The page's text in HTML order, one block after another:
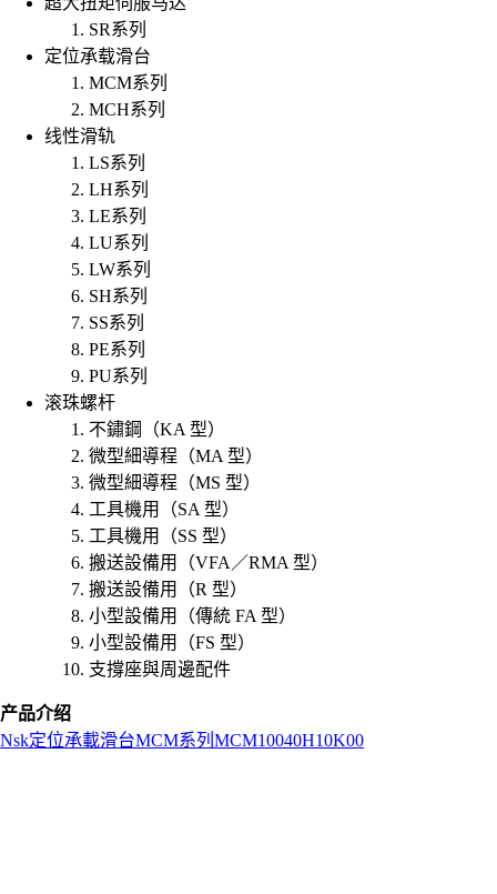
SR系列
定位承载滑台
MCM系列
MCH系列
线性滑轨
LS系列
LH系列
LE系列
LU系列
LW系列
SH系列
SS系列
PE系列
PU系列
滚珠螺杆
不鏽鋼（KA 型）
微型細導程（MA 型）
微型細導程（MS 型）
工具機用（SA 型）
工具機用（SS 型）
搬送設備用（VFA／RMA 型）
搬送設備用（R 型）
小型設備用（傳統 FA 型）
小型設備用（FS 型）
支撐座與周邊配件
产品介绍
Nsk定位承載滑台MCM系列 MCM10040H10K00